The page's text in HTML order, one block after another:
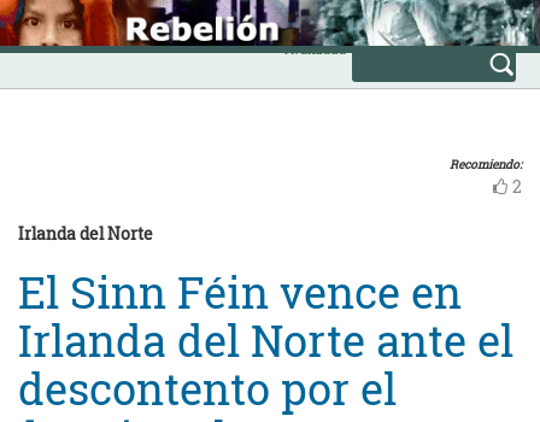
Skip
to
content
INICIO
Avanzada
Recomiendo:
2
Irlanda del Norte
El Sinn Féin vence en
Irlanda del Norte ante el
descontento por el